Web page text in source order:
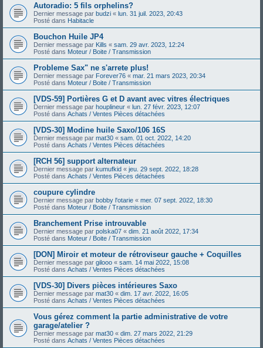
Autoradio: 5 fils orphelins?
Dernier message par budzi « lun. 31 juil. 2023, 20:43
Posté dans Habitacle
Bouchon Huile JP4
Dernier message par Kills « sam. 29 avr. 2023, 12:24
Posté dans Moteur / Boite / Transmission
Probleme Sax" ne s'arrete plus!
Dernier message par Forever76 « mar. 21 mars 2023, 20:34
Posté dans Moteur / Boite / Transmission
[VDS-59] Portières G et D avant avec vitres électriques
Dernier message par houplineur « lun. 27 févr. 2023, 12:07
Posté dans Achats / Ventes Pièces détachées
[VDS-30] Modine huile Saxo/106 16S
Dernier message par mat30 « sam. 01 oct. 2022, 14:20
Posté dans Achats / Ventes Pièces détachées
[RCH 56] support alternateur
Dernier message par kumufkid « jeu. 29 sept. 2022, 18:28
Posté dans Achats / Ventes Pièces détachées
coupure cylindre
Dernier message par bobby l'otarie « mer. 07 sept. 2022, 18:30
Posté dans Moteur / Boite / Transmission
Branchement Prise introuvable
Dernier message par polska07 « dim. 21 août 2022, 17:34
Posté dans Moteur / Boite / Transmission
[DON] Miroir et moteur de rétroviseur gauche + Coquilles
Dernier message par gilooo « sam. 14 mai 2022, 15:08
Posté dans Achats / Ventes Pièces détachées
[VDS-30] Divers pièces intérieures Saxo
Dernier message par mat30 « dim. 17 avr. 2022, 16:05
Posté dans Achats / Ventes Pièces détachées
Vous gérez comment la partie administrative de votre
garage/atelier ?
Dernier message par mat30 « dim. 27 mars 2022, 21:29
Posté dans Achats / Ventes Pièces détachées